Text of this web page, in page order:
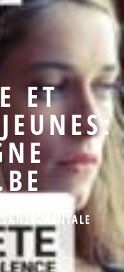
ET
SANTÉ MENTALE